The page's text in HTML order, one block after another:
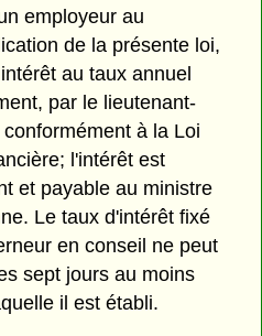
employeur au
de la présente loi,
au taux annuel
par le lieutenant-
à la Loi
l'intérêt est
et payable au ministre
Le taux d'intérêt fixé
en conseil ne peut
sept jours au moins
il est établi.